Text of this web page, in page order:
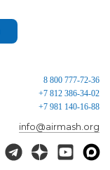
8 800 777-72-36
+7 812 386-34-02
+7 981 140-16-88
info@airmash.org